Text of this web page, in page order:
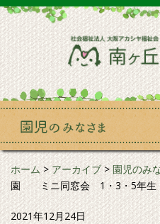
ホーム>アーカイブ>園児のみ
園 ミニ同窓会 1・3・5年
2021年12月24日